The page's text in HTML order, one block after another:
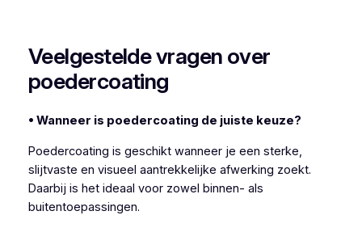
Veelgestelde vragen over
poedercoating
• Wanneer is poedercoating de juiste keuze?
Poedercoating is geschikt wanneer je een sterke,
slijtvaste en visueel aantrekkelijke afwerking zoekt.
Daarbij is het ideaal voor zowel binnen- als
buitentoepassingen.